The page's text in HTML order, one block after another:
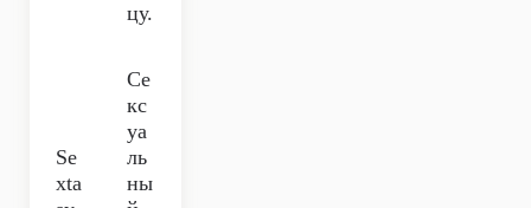
цу.
Se
xta
Се
кс
уа
ль
ны